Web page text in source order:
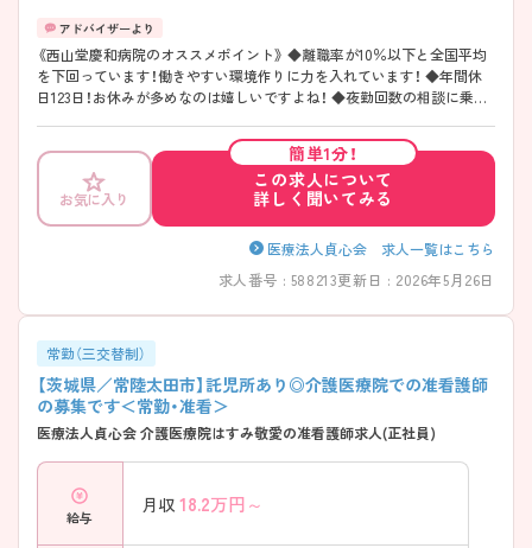
《西山堂慶和病院のオススメポイント》 ◆離職率が10％以下と全国平均
を下回っています！働きやすい環境作りに力を入れています！ ◆年間休
日123日！お休みが多めなのは嬉しいですよね！ ◆夜勤回数の相談に乗っ
れます！働く際の希望は一人ひとり違うと思います。看護部長さんがし
っかり相談にのってくれるのも離職率の低さを物語っていますね！ ◆お
近くにお住まいの看護師さんで、働きたいけど自分の希望が難しい・・・と
お悩みの方にご紹介したい病院です！ぜひ一度ご検討ください
お気に入り
簡単1分！
この求人について
詳しく聞いてみる
医療法人貞心会 求人一覧はこちら
求人番号 : 588213更新日 : 2026年5月26日
常勤（三交替制）
【茨城県／常陸太田市】託児所あり◎介護医療院での准看護師
の募集です＜常勤・准看＞
医療法人貞心会 介護医療院はすみ敬愛の准看護師求人(正社員)
給与
月収 18.2万円～